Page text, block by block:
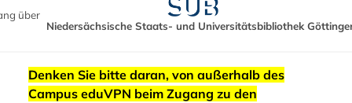
über
Niedersächsische Staats- und Universitätsbibliothek
Denken Sie bitte daran, von außerhalb des
Campus eduVPN beim Zugang zu den